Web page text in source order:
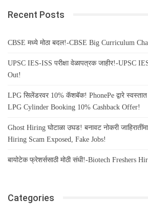
Recent Posts
CBSE मध्ये मोठा बदल!-CBSE Big Curriculum
UPSC IES-ISS परीक्षा वेळापत्रक जाहीर!-UPSC
Out!
LPG सिलेंडरवर 10% कॅशबॅक! PhonePe द्वारे
LPG Cylinder Booking 10% Cashback Offer!
Ghost Hiring घोटाळा उघड! बनावट नोकरी
Hiring Scam Exposed, Fake Jobs!
बायोटेक फ्रेशर्ससाठी मोठी संधी!-Biotech Freshers
Categories